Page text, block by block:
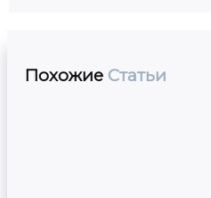
Похожие Статьи